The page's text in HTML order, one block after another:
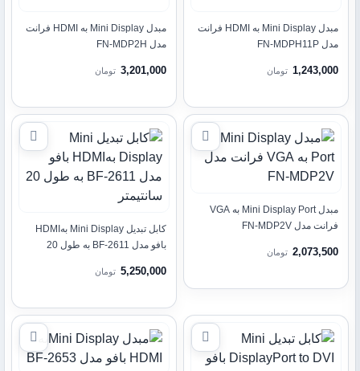
مبدل Mini Display به HDMI فرانت
مدل FN-MDPH11P
1,243,000 تومان
مبدل Mini Display به HDMI فرانت
مدل FN-MDP2H
3,201,000 تومان
مبدل Mini Display Port به VGA
فرانت مدل FN-MDP2V
2,073,500 تومان
کابل تبدیل Mini Display بهHDMI
بافو مدل BF-2611 به طول 20
5,250,000 تومان